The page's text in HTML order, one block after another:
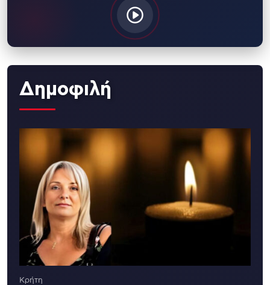
Δημοφιλή
Κρήτη